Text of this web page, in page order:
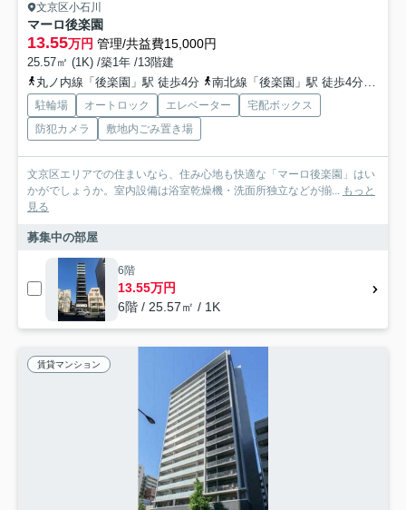
文京区小石川
マーロ後楽園
13.55万円 管理/共益費15,000円
25.57㎡ (1K) /築1年 /13階建
丸ノ内線「後楽園」駅 徒歩4分
南北線「後楽園」駅 徒歩4分
駐輪場 オートロック エレベーター
宅配ボックス
防犯カメラ
敷地内ごみ置き場
文京区エリアでの住まいなら、住み心地も快適な「マーロ後楽園」はい
かがでしょうか。室内設備は浴室乾燥機・洗面所独立などが揃...
もっと
見る
募集中の部屋
6階
13.55万円
6階 / 25.57㎡ / 1K
賃貸マンション